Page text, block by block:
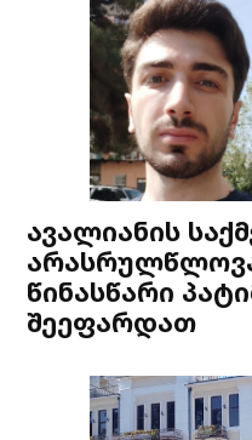
ავალიანის
წინასწარი
შეეფარდათ